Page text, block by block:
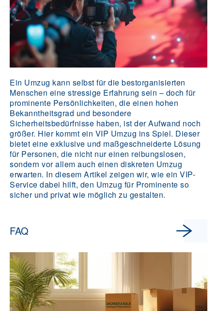
Ein Umzug kann selbst für die bestorganisierten
Menschen eine stressige Erfahrung sein – doch für
prominente Persönlichkeiten, die einen hohen
Bekanntheitsgrad und besondere
Sicherheitsbedürfnisse haben, ist der Aufwand noch
größer. Hier kommt ein VIP Umzug ins Spiel. Dieser
bietet eine exklusive und maßgeschneiderte Lösung
für Personen, die nicht nur einen reibungslosen,
sondern vor allem auch einen diskreten Umzug
erwarten. In diesem Artikel zeigen wir, wie ein VIP-
Service dabei hilft, den Umzug für Prominente so
sicher und privat wie möglich zu gestalten.
FAQ